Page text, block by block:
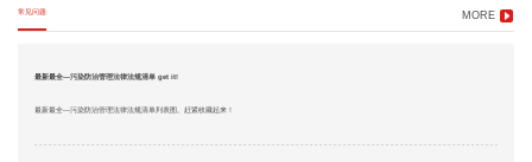
常见问题 MORE
最新最全—污染防治管理法律法规清单 get it!
最新最全—污染防治管理法律法规清单列表图。赶紧收藏起来！